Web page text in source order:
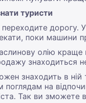
туристи
дорогу.
поки машини
олію
знаходиться
знаходить в
поглядам на
Так ви зможете